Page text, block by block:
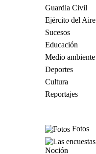
Guardia Civil
Ejército del Aire
Sucesos
Educación
Medio ambiente
Deportes
Cultura
Reportajes
Fotos